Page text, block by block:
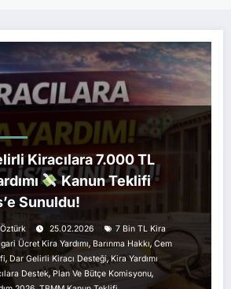
Kiracılara 7.000 TL
Kanun Teklifi
Sunuldu!
25.02.2026
7 Bin TL Kira
Ücret Kira Yardımı, Barınma Hakkı,Cem
, Dar Gelirli Kiracı Desteği, Kira Yardımı
Destek, Plan Ve Bütçe Komisyonu,